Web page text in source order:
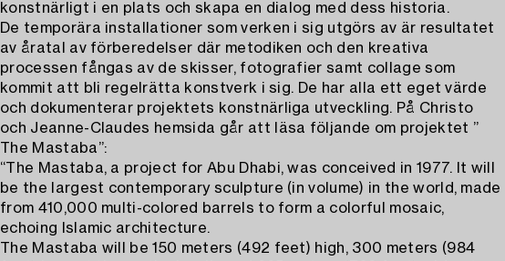
konstnärligt i en plats och skapa en dialog med dess historia.
De temporära installationer som verken i sig utgörs av är resultatet
av åratal av förberedelser där metodiken och den kreativa
processen fångas av de skisser, fotografier samt collage som
kommit att bli regelrätta konstverk i sig. De har alla ett eget värde
och dokumenterar projektets konstnärliga utveckling. På Christo
och Jeanne-Claudes hemsida går att läsa följande om projektet ”
The Mastaba”:
“The Mastaba, a project for Abu Dhabi, was conceived in 1977. It will
be the largest contemporary sculpture (in volume) in the world, made
from 410,000 multi-colored barrels to form a colorful mosaic,
echoing Islamic architecture.
The Mastaba will be 150 meters (492 feet) high, 300 meters (984